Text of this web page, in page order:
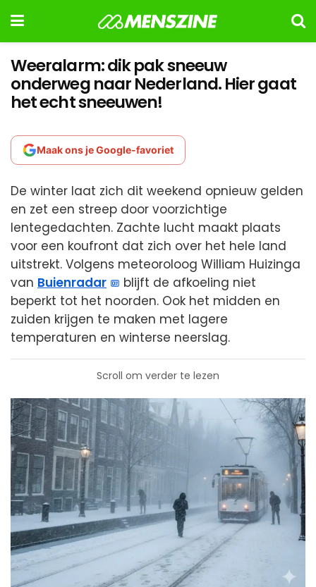
Weeralarm: dik pak sneeuw
onderweg naar Nederland. Hier gaat
het echt sneeuwen!
Maak ons je Google-favoriet
De winter laat zich dit weekend opnieuw gelden
en zet een streep door voorzichtige
lentegedachten. Zachte lucht maakt plaats
voor een koufront dat zich over het hele land
uitstrekt. Volgens meteoroloog William Huizinga
van Buienradar
blijft de afkoeling niet
beperkt tot het noorden. Ook het midden en
zuiden krijgen te maken met lagere
temperaturen en winterse neerslag.
Scroll om verder te lezen